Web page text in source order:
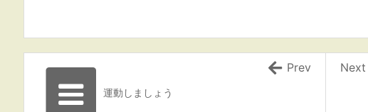
Next
運動しましょう
Prev